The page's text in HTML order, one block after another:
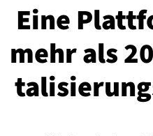
Eine
mehr als